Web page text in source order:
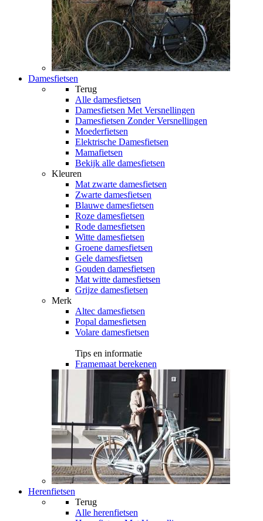
Damesfietsen
Terug
Alle damesfietsen
Damesfietsen Met Versnellingen
Damesfietsen Zonder Versnellingen
Moederfietsen
Elektrische Damesfietsen
Mamafietsen
Bekijk alle damesfietsen
Kleuren
Mat zwarte damesfietsen
Zwarte damesfietsen
Blauwe damesfietsen
Roze damesfietsen
Rode damesfietsen
Witte damesfietsen
Groene damesfietsen
Gele damesfietsen
Gouden damesfietsen
Mat witte damesfietsen
Grijze damesfietsen
Merk
Altec damesfietsen
Popal damesfietsen
Volare damesfietsen
Tips en informatie
Framemaat berekenen
Herenfietsen
Terug
Alle herenfietsen